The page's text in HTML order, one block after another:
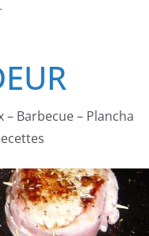
Barbecue – Plancha